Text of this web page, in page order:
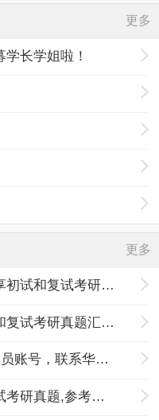
更多
学长学姐啦！
更多
上海中医药大学研究生学长分享初试和复试考研真题
上海中医药大学各个学院初试和复试考研真题汇总分享
7902-6262华纳公司怎么注册会员账号，联系华纳公司上下分客服
上海中医药大学各专业初试复试考研真题,参考答案,重点范围